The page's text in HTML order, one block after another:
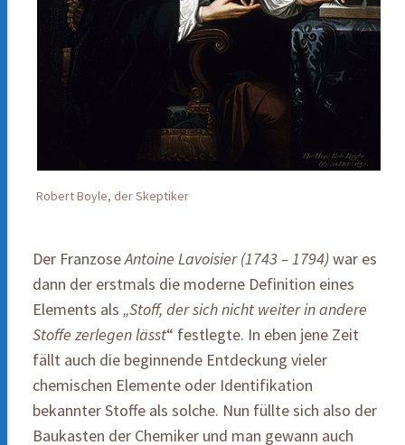
Robert Boyle, der Skeptiker
Der FranzoseAntoine Lavoisier (1743 – 1794)war es
dann der erstmals die moderne Definition eines
Elements als „Stoff, der sich nicht weiter in andere
Stoffe zerlegen lässt“ festlegte. In eben jene Zeit
fällt auch die beginnende Entdeckung vieler
chemischen Elemente oder Identifikation
bekannter Stoffe als solche. Nun füllte sich also der
Baukasten der Chemiker und man gewann auch